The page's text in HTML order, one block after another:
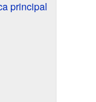
principal